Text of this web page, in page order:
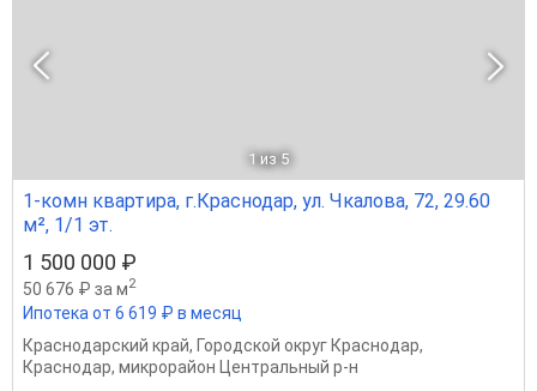
1 из 5
1-комн квартира, г.Краснодар, ул. Чкалова, 72, 29.60
м², 1/1 эт.
1 500 000 ₽
50 676 ₽ за м2
Ипотека от 6 619 ₽ в месяц
Краснодарский край, Городской округ Краснодар,
Краснодар, микрорайон Центральный р-н